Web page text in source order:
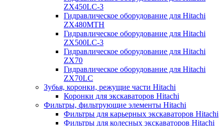
ZX450LC-3
Гидравлическое оборудование для Hitachi
ZX480MTH
Гидравлическое оборудование для Hitachi
ZX500LC-3
Гидравлическое оборудование для Hitachi
ZX70
Гидравлическое оборудование для Hitachi
ZX70LC
Зубья, коронки, режущие части Hitachi
Коронки для экскаваторов Hitachi
Фильтры, фильтрующие элементы Hitachi
Фильтры для карьерных экскаваторов Hitachi
Фильтры для колесных экскаваторов Hitachi